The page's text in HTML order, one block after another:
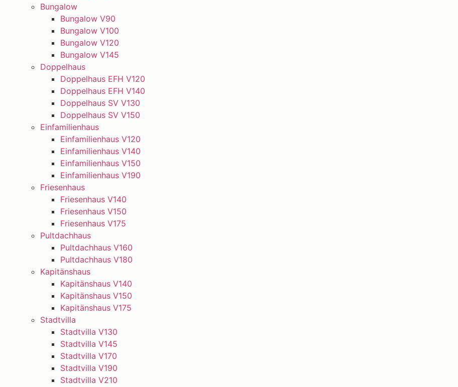
Bungalow
Bungalow V90
Bungalow V100
Bungalow V120
Bungalow V145
Doppelhaus
Doppelhaus EFH V120
Doppelhaus EFH V140
Doppelhaus SV V130
Doppelhaus SV V150
Einfamilienhaus
Einfamilienhaus V120
Einfamilienhaus V140
Einfamilienhaus V150
Einfamilienhaus V190
Friesenhaus
Friesenhaus V140
Friesenhaus V150
Friesenhaus V175
Pultdachhaus
Pultdachhaus V160
Pultdachhaus V180
Kapitänshaus
Kapitänshaus V140
Kapitänshaus V150
Kapitänshaus V175
Stadtvilla
Stadtvilla V130
Stadtvilla V145
Stadtvilla V170
Stadtvilla V190
Stadtvilla V210